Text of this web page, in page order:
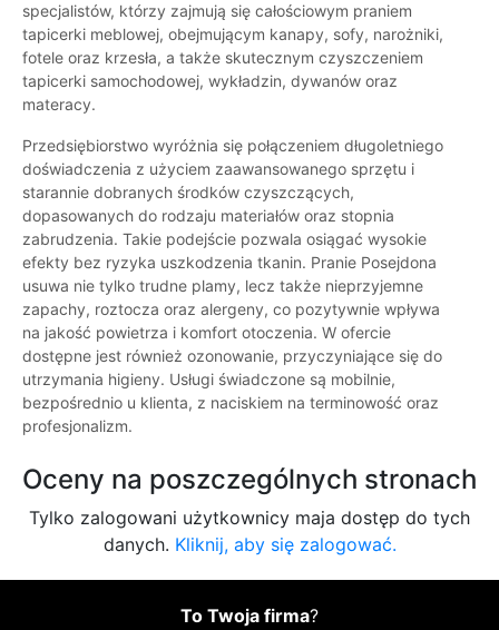
specjalistów, którzy zajmują się całościowym praniem
tapicerki meblowej, obejmującym kanapy, sofy, narożniki,
fotele oraz krzesła, a także skutecznym czyszczeniem
tapicerki samochodowej, wykładzin, dywanów oraz
materacy.
Przedsiębiorstwo wyróżnia się połączeniem długoletniego
doświadczenia z użyciem zaawansowanego sprzętu i
starannie dobranych środków czyszczących,
dopasowanych do rodzaju materiałów oraz stopnia
zabrudzenia. Takie podejście pozwala osiągać wysokie
efekty bez ryzyka uszkodzenia tkanin. Pranie Posejdona
usuwa nie tylko trudne plamy, lecz także nieprzyjemne
zapachy, roztocza oraz alergeny, co pozytywnie wpływa
na jakość powietrza i komfort otoczenia. W ofercie
dostępne jest również ozonowanie, przyczyniające się do
utrzymania higieny. Usługi świadczone są mobilnie,
bezpośrednio u klienta, z naciskiem na terminowość oraz
profesjonalizm.
Oceny na poszczególnych stronach
Tylko zalogowani użytkownicy maja dostęp do tych
danych. Kliknij, aby się zalogować.
To Twoja firma?